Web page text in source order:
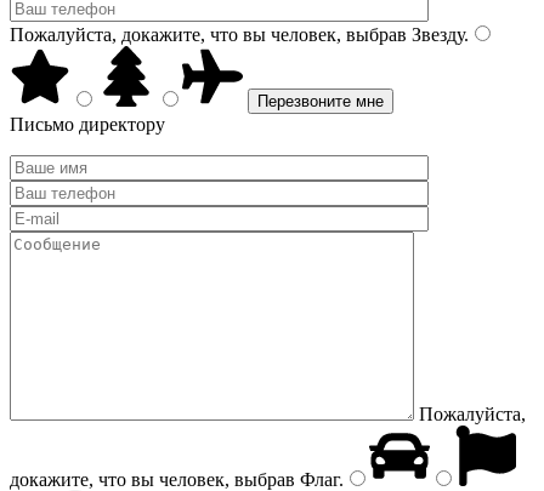
Пожалуйста, докажите, что вы человек, выбрав Звезду.
Письмо директору
Пожалуйста,
докажите, что вы человек, выбрав Флаг.